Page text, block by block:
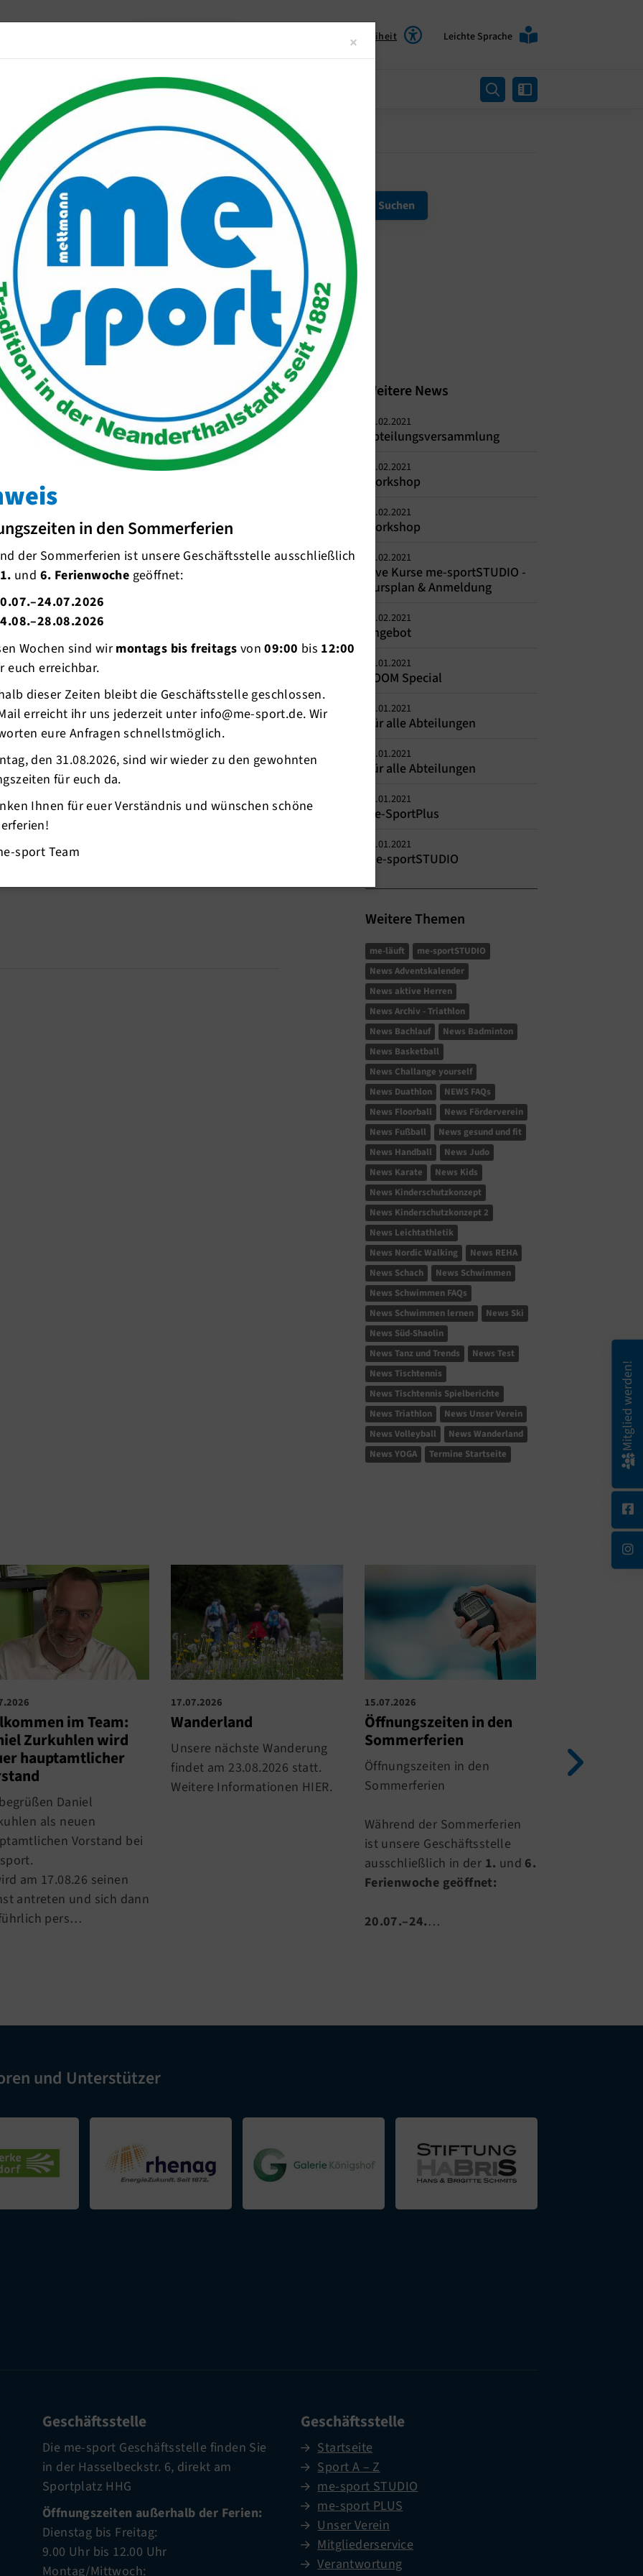
Barrierefreiheit Leichte Sprache
Unser Verein Mitgliederservice
schon mehrfach erklärt, dürfen wir aktuell
diese reduzieren, erstatten oder andere
unsere Gemeinnützigkeit verlieren und
würden.
Weitere News
10.02.2021
Abteilungsversammlung
10.02.2021
Workshop
08.02.2021
Workshop
02.02.2021
Live Kurse me-sportSTUDIO -
Kursplan & Anmeldung
01.02.2021
Angebot
21.01.2021
ZOOM Special
14.01.2021
Für alle Abteilungen
14.01.2021
Für alle Abteilungen
12.01.2021
Me-SportPlus
12.01.2021
me-sportSTUDIO
Weitere Themen
me-läuft
me-sportSTUDIO
News Adventskalender
News aktive Herren
News Archiv - Triathlon
News Bachlauf
News Badminton
News Basketball
News Challange yourself
News Duathlon
NEWS FAQs
News Floorball
News Förderverein
News Fußball
News gesund und fit
News Handball
News Judo
News Karate
News Kids
News Kinderschutzkonzept
News Kinderschutzkonzept 2
News Leichtathletik
News Nordic Walking
News REHA
News Schach
News Schwimmen
News Schwimmen FAQs
News Schwimmen lernen
News Ski
News Süd-Shaolin
News Tanz und Trends
News Test
News Tischtennis
News Tischtennis Spielberichte
News Triathlon
News Unser Verein
News Volleyball
News Wanderland
News YOGA
Termine Startseite
im Team:
Zurkuhlen wird
hauptamtlicher
Daniel
als neuen
Vorstand bei
am 17.08.26 seinen
antreten und sich dann
pers…
17.07.2026
Wanderland
Unsere nächste Wanderung
findet am 23.08.2026 statt.
Weitere Informationen HIER.
15.07.2026
Öffnungszeiten in den
Sommerferien
Öffnungszeiten in den
Sommerferien
Während der Sommerferien
ist unsere Geschäftsstelle
ausschließlich in der 1. und 6.
Ferienwoche geöffnet:
20.07.–24.…
Am
und Unterstützer
Geschäftsstelle
Die me-sport Geschäftsstelle finden Sie
in der Hasselbeckstr. 6, direkt am
Sportplatz HHG
Öffnungszeiten außerhalb der Ferien:
Dienstag bis Freitag:
9.00 Uhr bis 12.00 Uhr
Montag/Mittwoch:
Geschäftsstelle
Startseite
Sport A – Z
me-sport STUDIO
me-sport PLUS
Unser Verein
Mitgliederservice
Verantwortung
Mitglied werden!
× Close
in den Sommerferien
der Sommerferien ist unsere Geschäftsstelle ausschließlich
und 6. Ferienwoche geöffnet:
Wochen sind wirmontags bis freitags von09:00 bis 12:00
euch erreichbar.
dieser Zeiten bleibt die Geschäftsstelle geschlossen.
erreicht ihr uns jederzeit unter info@me-sport.de. Wir
eure Anfragen schnellstmöglich.
den 31.08.2026, sind wir wieder zu den gewohnten
für euch da.
Ihnen für euer Verständnis und wünschen schöne
sport Team